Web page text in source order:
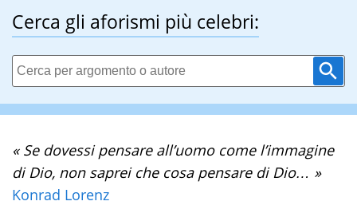
Cerca gli aforismi più celebri:
« Se dovessi pensare all’uomo come l’immagine
di Dio, non saprei che cosa pensare di Dio… »
Konrad Lorenz